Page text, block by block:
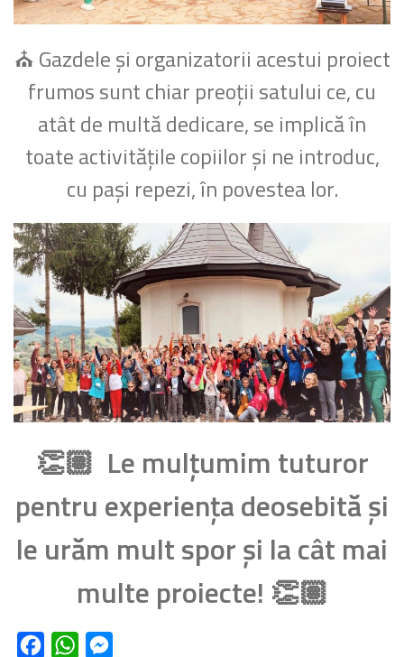
⛪ Gazdele și organizatorii acestui proiect
frumos sunt chiar preoții satului ce, cu
atât de multă dedicare, se implică în
toate activitățile copiilor și ne introduc,
cu pași repezi, în povestea lor.
👏🏽 Le mulțumim tuturor
pentru experiența deosebită și
le urăm mult spor și la cât mai
multe proiecte! 👏🏽
FacebookWhatsApp